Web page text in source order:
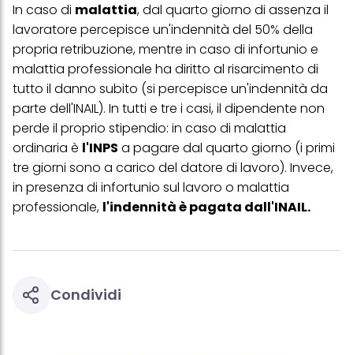
In caso di malattia, dal quarto giorno di assenza il
lavoratore percepisce un'indennità del 50% della
propria retribuzione, mentre in caso di infortunio e
malattia professionale ha diritto al risarcimento di
tutto il danno subito (si percepisce un'indennità da
parte dell'INAIL). In tutti e tre i casi, il dipendente non
perde il proprio stipendio: in caso di malattia
ordinaria è l'INPS a pagare dal quarto giorno (i primi
tre giorni sono a carico del datore di lavoro). Invece,
in presenza di infortunio sul lavoro o malattia
professionale, l'indennità è pagata dall'INAIL.
Condividi
web e altri media (di terzi) tramite i dispositivi assegnati a te o
alla tua famiglia, nonché per misurare e ottimizzare il successo
delle campagne pubblicitarie.
Puoi trovare maggiori informazioni sul trattamento dei tuoi dati
nella nostra Informativa sulla protezione dei dati collegata nel piè
di pagina (Sezione "Cookie, Pixel, Impronte digitali e tecnologie
simili"). Puoi revocare il tuo consenso in qualsiasi momento con
effetto per il futuro disabilitando i cookie sul nostro sito web nella
sezione "Impostazioni cookie" collegata nel piè di pagina. Per
ulteriori informazioni sui cookie utilizzati su questo sito Web, in
particolare sul loro periodo di conservazione, consultare le
informazioni dettagliate su ciascun cookie disponibili facendo
clic su "modifica" di seguito".
Se fai clic su "Modifica" potrai trovare maggiori informazioni sul
questo sito web.